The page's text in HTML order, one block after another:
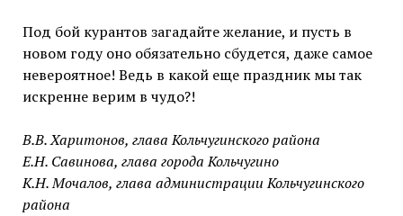
Под бой курантов загадайте желание, и пусть в
новом году оно обязательно сбудется, даже самое
невероятное! Ведь в какой еще праздник мы так
искренне верим в чудо?!
В.В. Харитонов, глава Кольчугинского района
Е.Н. Савинова, глава города Кольчугино
К.Н. Мочалов, глава администрации Кольчугинского
района